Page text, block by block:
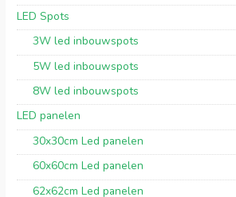
LED Spots
3W led inbouwspots
5W led inbouwspots
8W led inbouwspots
LED panelen
30x30cm Led panelen
60x60cm Led panelen
62x62cm Led panelen